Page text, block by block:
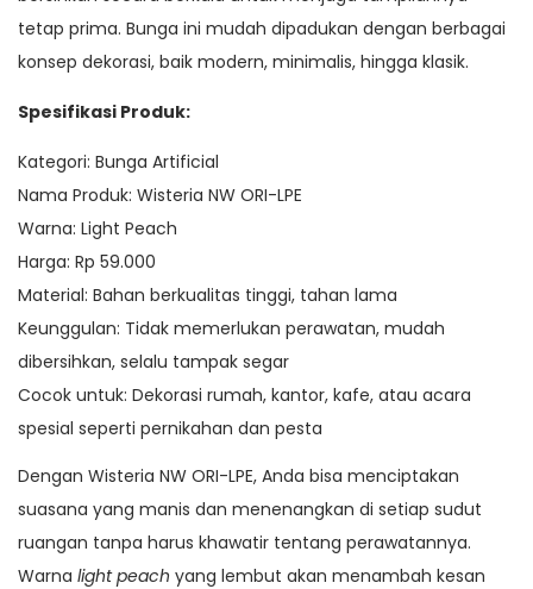
tetap prima. Bunga ini mudah dipadukan dengan berbagai
konsep dekorasi, baik modern, minimalis, hingga klasik.
Spesifikasi Produk:
Kategori: Bunga Artificial
Nama Produk: Wisteria NW ORI-LPE
Warna: Light Peach
Harga: Rp 59.000
Material: Bahan berkualitas tinggi, tahan lama
Keunggulan: Tidak memerlukan perawatan, mudah
dibersihkan, selalu tampak segar
Cocok untuk: Dekorasi rumah, kantor, kafe, atau acara
spesial seperti pernikahan dan pesta
Dengan Wisteria NW ORI-LPE, Anda bisa menciptakan
suasana yang manis dan menenangkan di setiap sudut
ruangan tanpa harus khawatir tentang perawatannya.
Warna light peach yang lembut akan menambah kesan